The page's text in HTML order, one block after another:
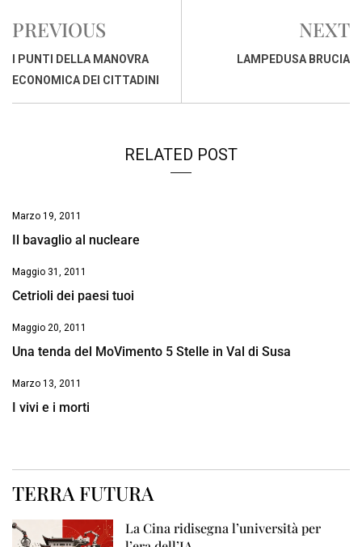
b
o
o
s
A
p
d
I
d
s
PREVIOUS
I PUNTI DELLA MANOVRA
ECONOMICA DEI CITTADINI
NEXT
LAMPEDUSA BRUCIA
RELATED POST
Marzo 19, 2011
Il bavaglio al nucleare
Maggio 31, 2011
Cetrioli dei paesi tuoi
Maggio 20, 2011
Una tenda del MoVimento 5 Stelle in Val di Susa
Marzo 13, 2011
I vivi e i morti
TERRA FUTURA
La Cina ridisegna l’università per